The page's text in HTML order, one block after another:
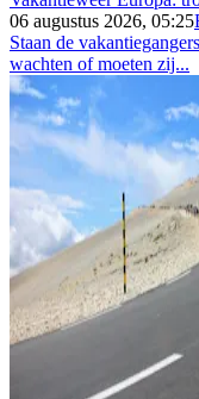
06 augustus 2026, 05:25
Staan de
wachten of moeten zij...